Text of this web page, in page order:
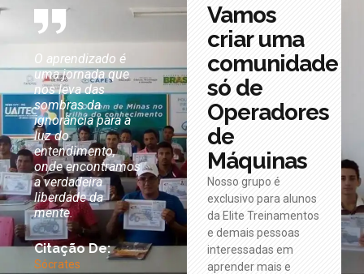
O aprendizado é
uma jornada que
nos leva das
sombras da
ignorância para a
luz do
entendimento,
onde encontramos
a verdadeira
liberdade da
mente.
Citação De:
Sócrates
Você pode sonhar,
criar, desenhar e
construir o lugar
mais maravilhoso
do mundo, mas é
necessário ter
pessoas para
transformar seu
sonho em
realidade.
Citação De:
Walt Disney
O verdadeiro
aprendizado
nos permitimos
questionar,
descobrir por nós
mesmos.
Citação De:
Albert Einstein
Vamos
criar uma
comunidade
só de
Operadores
de
Máquinas
Nosso grupo é
exclusivo para alunos
da Elite Treinamentos
e demais pessoas
interessadas em
aprender mais e